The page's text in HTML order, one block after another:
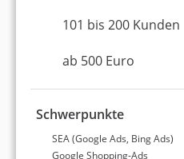
Statistiken
besten
Aktuell sindin Leipzig 6
101 bis 200 Kunden
ab 500 Euro
Schwerpunkte
SEA (Google Ads, Bing Ads)
Google Shopping-Ads